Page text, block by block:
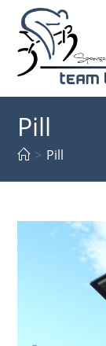
Inhalt
springen
Pill
> Pill